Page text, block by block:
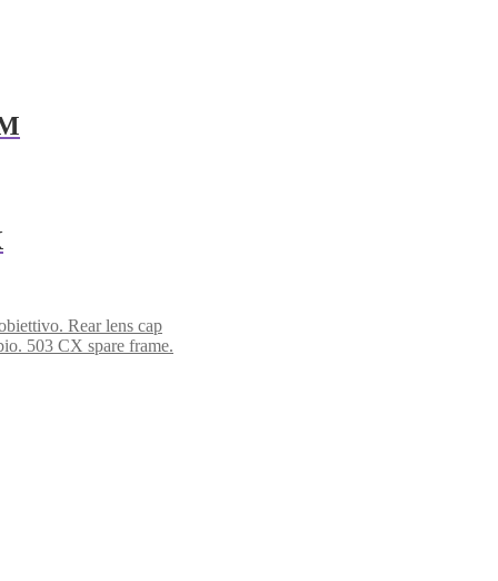
Rear lens cap
503 CX spare frame.